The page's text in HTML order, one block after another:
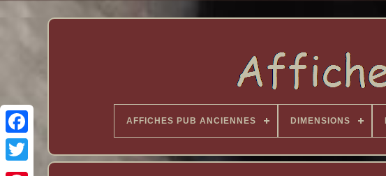
AFFICHES PUB ANCIENNES DIMENSIONS